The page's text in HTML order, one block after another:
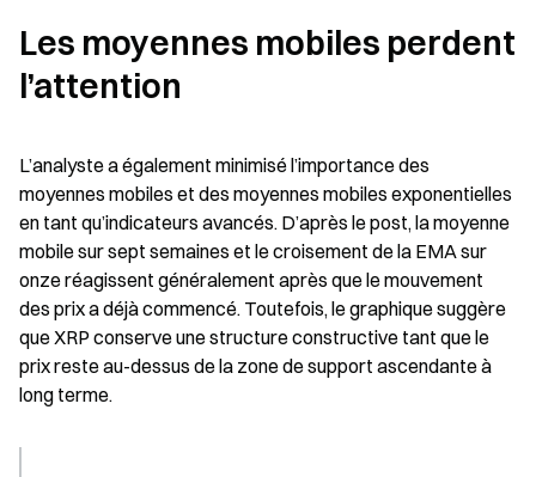
Les moyennes mobiles perdent
l’attention
L’analyste a également minimisé l’importance des
moyennes mobiles et des moyennes mobiles exponentielles
en tant qu’indicateurs avancés. D’après le post, la moyenne
mobile sur sept semaines et le croisement de la EMA sur
onze réagissent généralement après que le mouvement
des prix a déjà commencé. Toutefois, le graphique suggère
que XRP conserve une structure constructive tant que le
prix reste au-dessus de la zone de support ascendante à
long terme.